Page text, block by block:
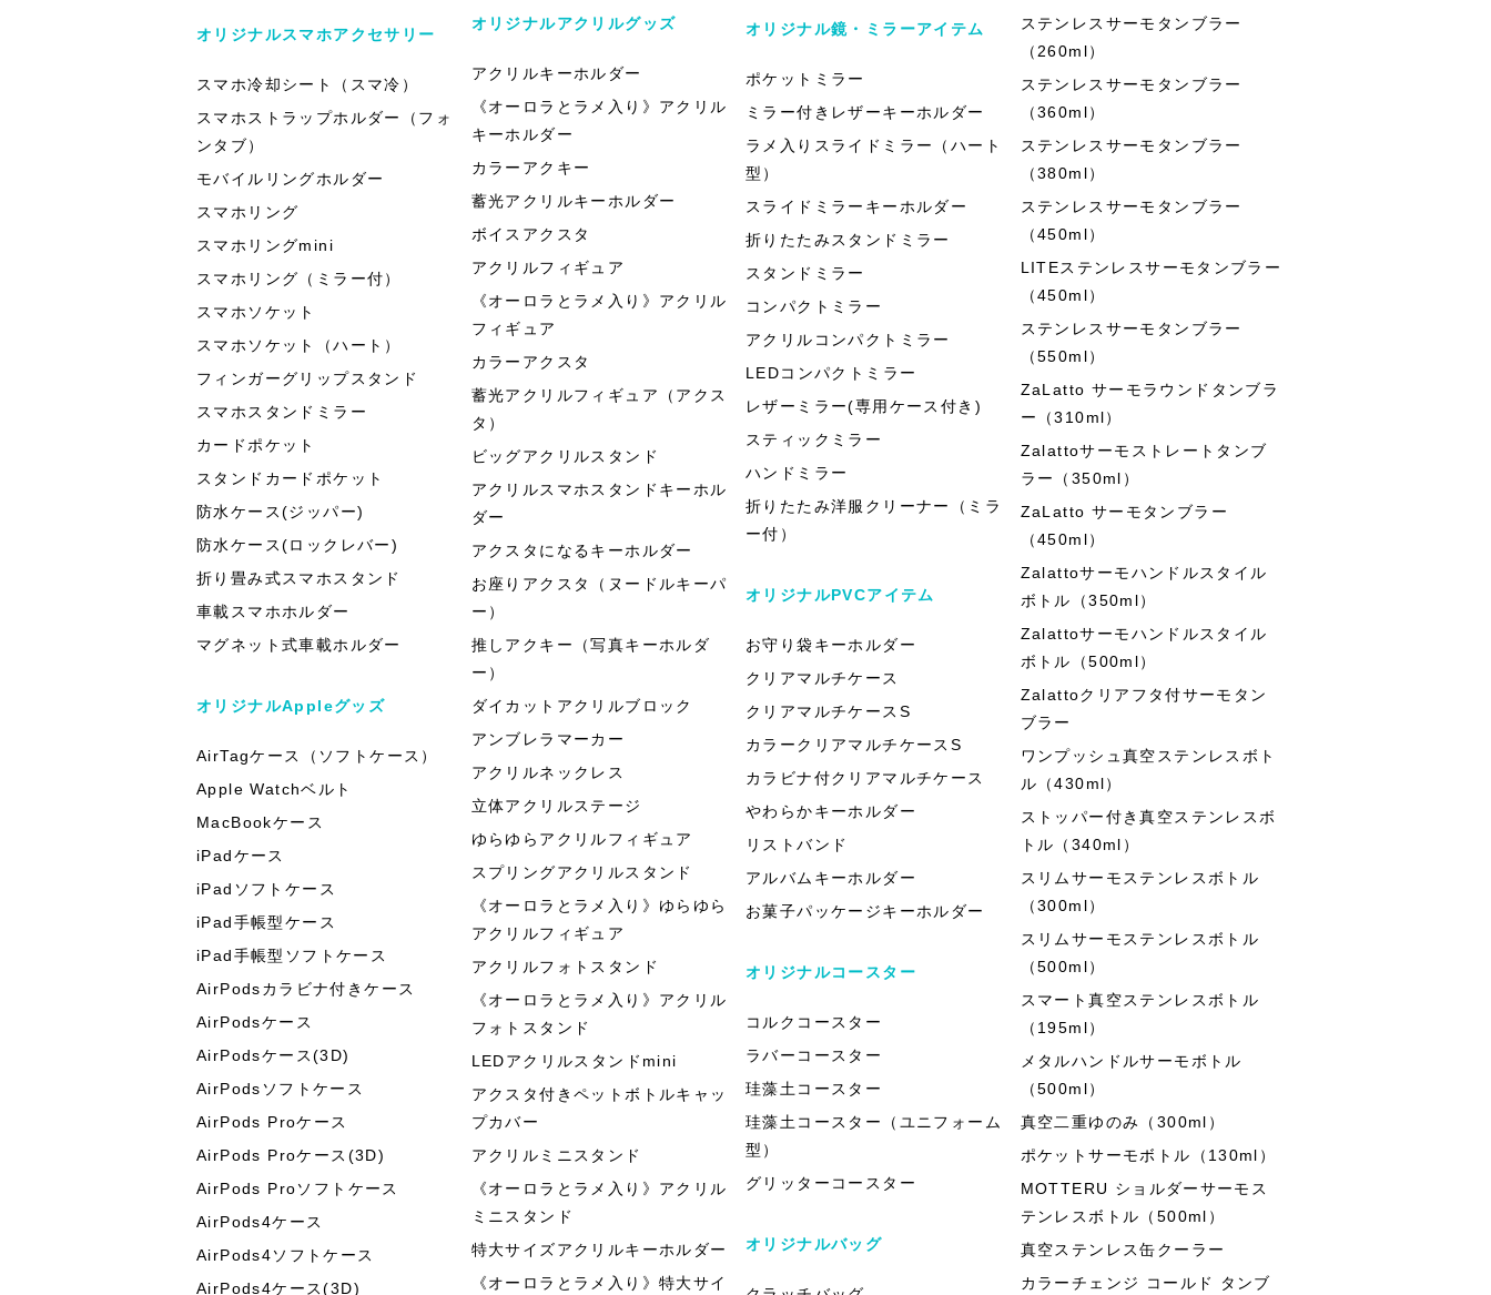
オリジナルスマホアクセサリー
スマホ冷却シート（スマ冷）
スマホストラップホルダー（フォ
ンタブ）
モバイルリングホルダー
スマホリング
スマホリングmini
スマホリング（ミラー付）
スマホソケット
スマホソケット（ハート）
フィンガーグリップスタンド
スマホスタンドミラー
カードポケット
スタンドカードポケット
防水ケース(ジッパー)
防水ケース(ロックレバー)
折り畳み式スマホスタンド
車載スマホホルダー
マグネット式車載ホルダー
オリジナルAppleグッズ
AirTagケース（ソフトケース）
Apple Watchベルト
MacBookケース
iPadケース
iPadソフトケース
iPad手帳型ケース
iPad手帳型ソフトケース
AirPodsカラビナ付きケース
AirPodsケース
AirPodsケース(3D)
AirPodsソフトケース
AirPods Proケース
AirPods Proケース(3D)
AirPods Proソフトケース
AirPods4ケース
AirPods4ソフトケース
AirPods4ケース(3D)
オリジナルアクリルグッズ
アクリルキーホルダー
《オーロラとラメ入り》アクリル
キーホルダー
カラーアクキー
蓄光アクリルキーホルダー
ボイスアクスタ
アクリルフィギュア
《オーロラとラメ入り》アクリル
フィギュア
カラーアクスタ
蓄光アクリルフィギュア（アクス
タ）
ビッグアクリルスタンド
アクリルスマホスタンドキーホル
ダー
アクスタになるキーホルダー
お座りアクスタ（ヌードルキーパ
ー）
推しアクキー（写真キーホルダ
ー）
ダイカットアクリルブロック
アンブレラマーカー
アクリルネックレス
立体アクリルステージ
ゆらゆらアクリルフィギュア
スプリングアクリルスタンド
《オーロラとラメ入り》ゆらゆら
アクリルフィギュア
アクリルフォトスタンド
《オーロラとラメ入り》アクリル
フォトスタンド
LEDアクリルスタンドmini
アクスタ付きペットボトルキャッ
プカバー
アクリルミニスタンド
《オーロラとラメ入り》アクリル
ミニスタンド
特大サイズアクリルキーホルダー
《オーロラとラメ入り》特大サイ
オリジナル鏡・ミラーアイテム
ポケットミラー
ミラー付きレザーキーホルダー
ラメ入りスライドミラー（ハート
型）
スライドミラーキーホルダー
折りたたみスタンドミラー
スタンドミラー
コンパクトミラー
アクリルコンパクトミラー
LEDコンパクトミラー
レザーミラー(専用ケース付き)
スティックミラー
ハンドミラー
折りたたみ洋服クリーナー（ミラ
ー付）
オリジナルPVCアイテム
お守り袋キーホルダー
クリアマルチケース
クリアマルチケースS
カラークリアマルチケースS
カラビナ付クリアマルチケース
やわらかキーホルダー
リストバンド
アルバムキーホルダー
お菓子パッケージキーホルダー
オリジナルコースター
コルクコースター
ラバーコースター
珪藻土コースター
珪藻土コースター（ユニフォーム
型）
グリッターコースター
オリジナルバッグ
ステンレスサーモタンブラー
（260ml）
ステンレスサーモタンブラー
（360ml）
ステンレスサーモタンブラー
（380ml）
ステンレスサーモタンブラー
（450ml）
LITEステンレスサーモタンブラー
（450ml）
ステンレスサーモタンブラー
（550ml）
ZaLatto サーモラウンドタンブラ
ー（310ml）
Zalattoサーモストレートタンブ
ラー（350ml）
ZaLatto サーモタンブラー
（450ml）
Zalattoサーモハンドルスタイル
ボトル（350ml）
Zalattoサーモハンドルスタイル
ボトル（500ml）
Zalattoクリアフタ付サーモタン
ブラー
ワンプッシュ真空ステンレスボト
ル（430ml）
ストッパー付き真空ステンレスボ
トル（340ml）
スリムサーモステンレスボトル
（300ml）
スリムサーモステンレスボトル
（500ml）
スマート真空ステンレスボトル
（195ml）
メタルハンドルサーモボトル
（500ml）
真空二重ゆのみ（300ml）
ポケットサーモボトル（130ml）
MOTTERU ショルダーサーモス
テンレスボトル（500ml）
真空ステンレス缶クーラー
カラーチェンジ コールド タンブ